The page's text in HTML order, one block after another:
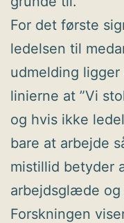
For det første
ledelsen til
udmelding
linierne at ”Vi
og hvis ikke
bare at arbejde
mistillid betyder
arbejdsglæde og
Forskningen